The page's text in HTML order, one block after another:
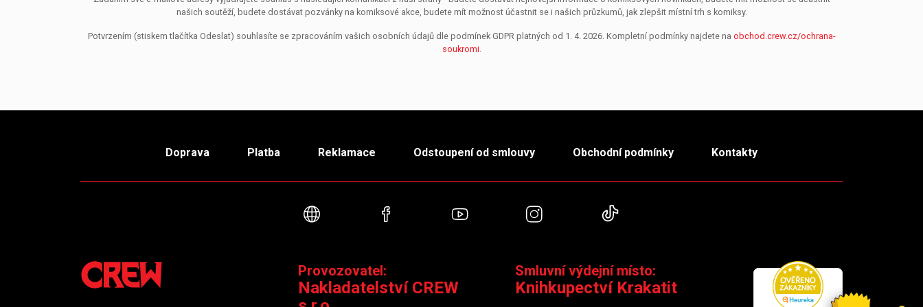
našich soutěží, budete dostávat pozvánky na komiksové akce, budete mít možnost účastnit se i našich průzkumů, jak zlepšit místní trh s komiksy.
Potvrzením (stiskem tlačítka Odeslat) souhlasíte se zpracováním vašich osobních údajů dle podmínek GDPR platných od 1. 4. 2026. Kompletní podmínky najdete na obchod.crew.cz/ochrana-
soukromi.
Doprava Platba Reklamace Odstoupení od smlouvy Obchodní podmínky Kontakty
Webové stránkyFacebookYouTube Instagram
Provozovatel:
Nakladatelství CREW
Smluvní výdejní místo:
Knihkupectví Krakatit